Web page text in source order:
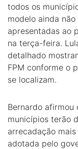
todos os
modelo ainda
apresentadas ao
na terça-feira.
detalhado
FPM conforme o
se localizam.
Bernardo afirmou
municípios terão
arrecadação
adotada pelo